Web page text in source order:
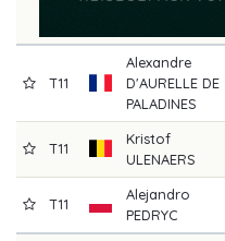
T11
Alexandre
D'AURELLE DE
PALADINES
T11
Kristof
ULENAERS
T11
Alejandro
PEDRYC